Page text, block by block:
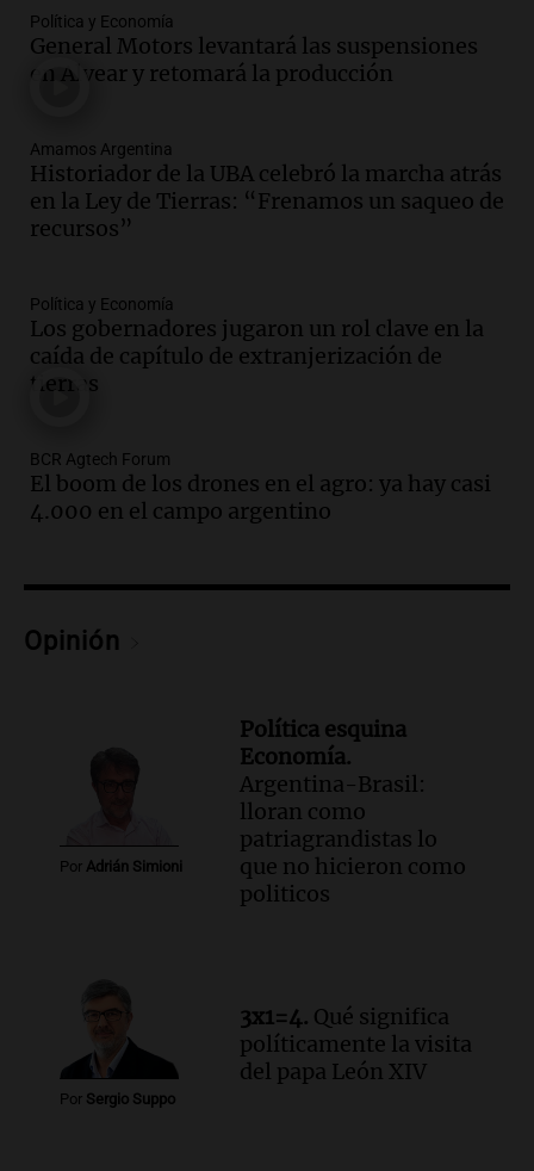
Audio.Conductor imputado por
accidente fatal en San Luis dejó tres
jóvenes muertos y un herido grave
Audio.Historiador de la UBA celebró la
marcha atrás en la Ley de Tierras:
“Frenamos un saqueo de recursos”
Amamos Argentina
Audio.Ahyre estuvo en el Estudio
Federal Sancor Seguros y adelantó su
nuevo tema a Cadena 3 Rosario.
Viva la Radio Rosario
Cristo Redentor por acumulación de
nieve se extiende a 22 días
Panorama Federal
Audio.Estudiantes de Italia realizan
enriquecer su formación educativa
La Universidad de Milán y su
colaboración con la municipalidad para
la educación y parques
Audio.El papamóvil de Juan Pablo II
revive con la visita de León XIV y una
Audio.
Monseñor Fenoy celebra la visita
de León XIV a Argentina y reflexiona
sobre su impacto espiritual
Panorama Federal
Política y Economía
General Motors levantará las suspensiones
en Alvear y retomará la producción
Amamos Argentina
Historiador de la UBA celebró la marcha atrás
en la Ley de Tierras: “Frenamos un saqueo de
recursos”
Política y Economía
Los gobernadores jugaron un rol clave en la
caída de capítulo de extranjerización de
tierras
BCR Agtech Forum
El boom de los drones en el agro: ya hay casi
4.000 en el campo argentino
Opinión
Por Adrián Simioni
Política esquina
Economía.
Argentina-Brasil:
lloran como
patriagrandistas lo
que no hicieron como
politicos
Por Sergio Suppo
3x1=4. Qué significa
políticamente la visita
del papa León XIV